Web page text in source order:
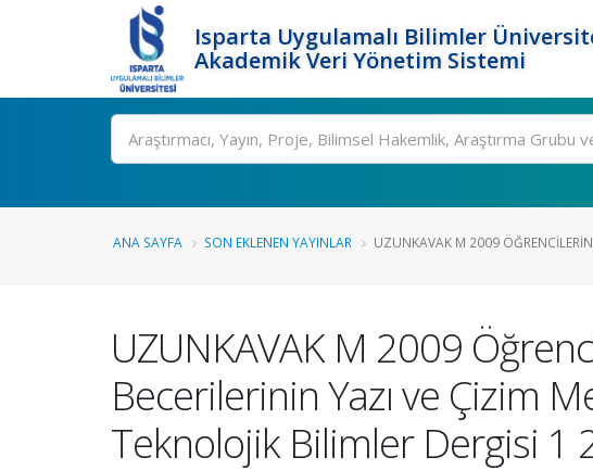
Isparta Uygulamalı Bilimler
Akademik Veri Yönetim Sistemi
Ara
ANA SAYFA SON EKLENEN YAYINLAR UZUNKAVAK M 2009
UZUNKAVAK M 2009
Becerilerinin Yazı ve Çizim
Teknolojik Bilimler Dergisi 1